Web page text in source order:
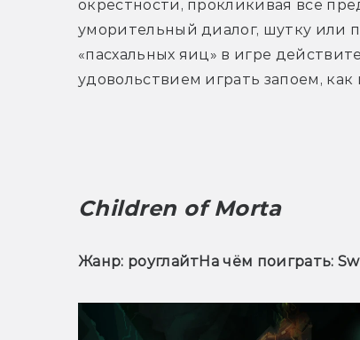
окрестности, прокликивая все
уморительный диалог, шутку или
«пасхальных яиц» в игре
удовольствием играть запоем,
Children of Morta
Жанр: роуглайтНа чём поиграть: